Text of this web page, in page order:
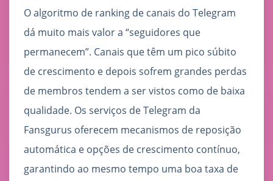
O algoritmo de ranking de canais do Telegram
dá muito mais valor a “seguidores que
permanecem”. Canais que têm um pico súbito
de crescimento e depois sofrem grandes perdas
de membros tendem a ser vistos como de baixa
qualidade. Os serviços de Telegram da
Fansgurus oferecem mecanismos de reposição
automática e opções de crescimento contínuo,
garantindo ao mesmo tempo uma boa taxa de